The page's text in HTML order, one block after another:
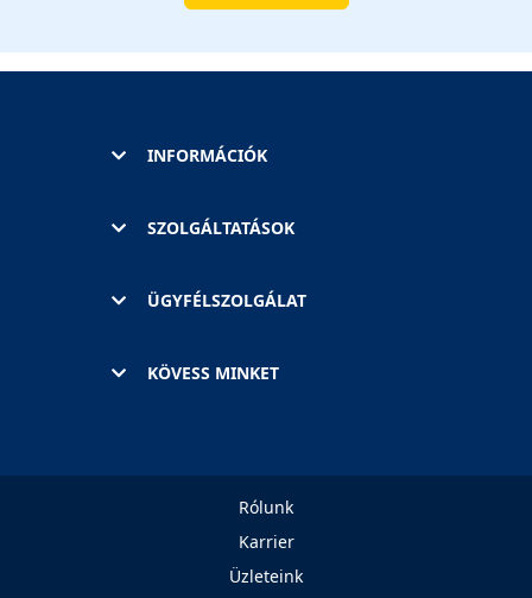
INFORMÁCIÓK
SZOLGÁLTATÁSOK
ÜGYFÉLSZOLGÁLAT
KÖVESS MINKET
Rólunk
Karrier
Üzleteink